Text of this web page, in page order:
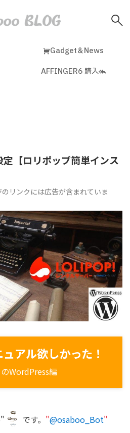
Gadget＆News
AFFINGER6 購入
【ロリポップ簡単インス
リンクには広告が含まれていま
アル欲しかった！
WordPress編
です。 "@osaboo_Bot"